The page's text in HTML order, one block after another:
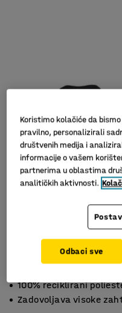
100% reciklirani
Zadovoljava visoke
Koristimo kolačiće da
pravilno, personalizirali
društvenih medija i
informacije o vašem
partnerima u oblastima
analitičkih aktivnosti.
Odbaci sve